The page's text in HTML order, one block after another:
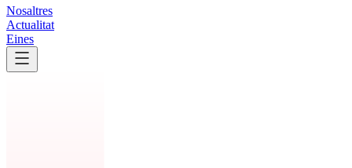
Nosaltres
Actualitat
Eines